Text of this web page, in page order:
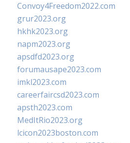
Convoy4Freedom2022.com
grur2023.org
hkhk2023.org
napm2023.org
apsdfd2023.org
forumausape2023.com
imkl2023.com
careerfaircsd2023.com
apsth2023.com
MedItRio2023.org
lcicon2023boston.com